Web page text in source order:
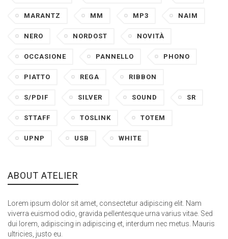
MARANTZ MM MP3 NAIM
NERO NORDOST NOVITÀ
OCCASIONE PANNELLO PHONO
PIATTO REGA RIBBON
S/PDIF SILVER SOUND SR
STTAFF TOSLINK TOTEM
UPNP USB WHITE
ABOUT ATELIER
Lorem ipsum dolor sit amet, consectetur adipiscing elit. Nam
viverra euismod odio, gravida pellentesque urna varius vitae. Sed
dui lorem, adipiscing in adipiscing et, interdum nec metus. Mauris
ultricies, justo eu.